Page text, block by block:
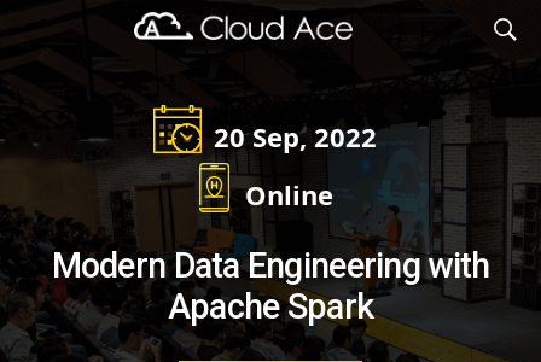
20 Sep, 2022
Online
Modern Data Engineering with
Apache Spark